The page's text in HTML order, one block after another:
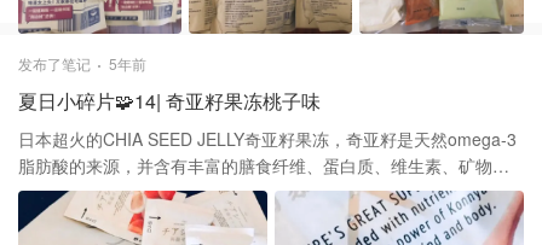
发布了笔记 5年前
夏日小碎片🧩14| 奇亚籽果冻桃子味
日本超火的CHIA SEED JELLY奇亚籽果冻，奇亚籽是天然omega-3
脂肪酸的来源，并含有丰富的膳食纤维、蛋白质、维生素、矿物质
等 理所当然得又买了桃子味，尝起来口感比果冻更Q弹，香甜，满
满的奇亚籽，吃在嘴里可以感受得到颗粒很喜欢，小小的独立包装